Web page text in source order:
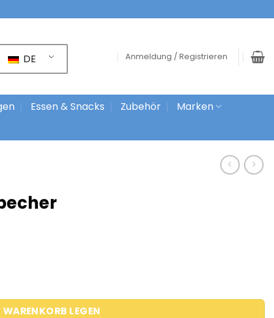
DE Anmeldung / Registrieren
Essen & Snacks Zubehör
Marken
WARENKORB LEGEN